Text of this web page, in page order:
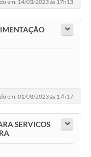
em: 14/03/2023 às 17h13
em: 01/03/2023 às 17h17
SERVICOS